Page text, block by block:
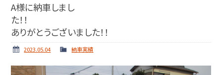
納車実績 お問い合わせ
A様に納車しまし
た！
ありがとうございました！！
2023.05.04 納車実績